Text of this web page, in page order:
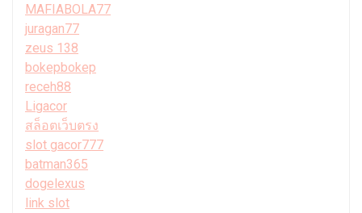
MAFIABOLA77
juragan77
zeus 138
bokepbokep
receh88
Ligacor
สล็อตเว็บตรง
slot gacor777
batman365
dogelexus
link slot